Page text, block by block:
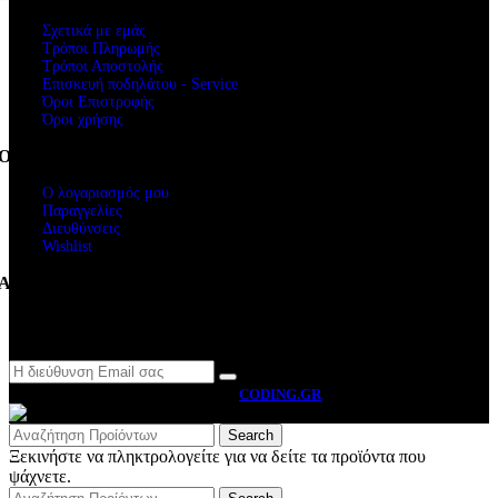
Σχετικά με εμάς
Τρόποι Πληρωμής
Τρόποι Αποστολής
Επισκευή ποδηλάτου - Service
Όροι Επιστροφής
Όροι χρήσης
Λογαριασμός μου
Ο λογαριασμός μου
Παραγγελίες
Διευθύνσεις
Wishlist
μας
CODING.GR
Search
Ξεκινήστε να πληκτρολογείτε για να δείτε τα προϊόντα που
ψάχνετε.